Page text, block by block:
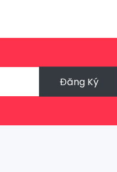
Đăng Ký